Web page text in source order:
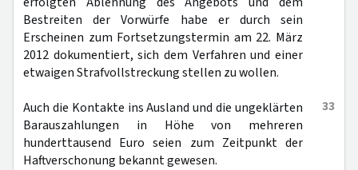
Bestreiten der Vorwürfe habe er durch sein
Erscheinen zum Fortsetzungstermin am 22. März
2012 dokumentiert, sich dem Verfahren und einer
etwaigen Strafvollstreckung stellen zu wollen.
33
Auch die Kontakte ins Ausland und die ungeklärten
Barauszahlungen in Höhe von mehreren
hunderttausend Euro seien zum Zeitpunkt der
Haftverschonung bekannt gewesen.